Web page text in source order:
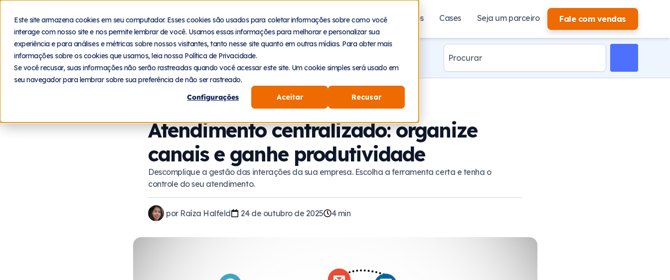
Este site armazena cookies em seu computador. Esses cookies são usados para coletar informações sobre como você
interage com nosso site e nos permite lembrar de você. Usamos essas informações para melhorar e personalizar sua
experiência e para análises e métricas sobre nossos visitantes, tanto nesse site quanto em outras mídias. Para obter mais
informações sobre os cookies que usamos, leia nossa Política de Privacidade.
Se você recusar, suas informações não serão rastreadas quando você acessar este site. Um cookie simples será usado em
seu navegador para lembrar sobre sua preferência de não ser rastreado.
Configurações
Aceitar Recusar
Blog Plataforma Segmentos Recursos Planos Cases Seja um parceiro Fale com vendas
Home Blog Atendimento
Atendimento centralizado: organize
canais e ganhe produtividade
Descomplique a gestão das interações da sua empresa. Escolha a ferramenta certa e tenha o
controle do seu atendimento.
porRaíza Halfeld 24 de outubro de 2025 4 min